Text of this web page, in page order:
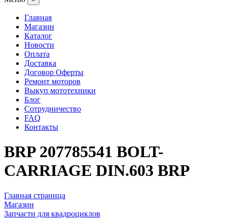
Главная
Магазин
Каталог
Новости
Оплата
Доставка
Договор Оферты
Ремонт моторов
Выкуп мототехники
Блог
Сотрудничество
FAQ
Контакты
BRP 207785541 BOLT-
CARRIAGE DIN.603 BRP
Главная страница
Магазин
Запчасти для квадроциклов